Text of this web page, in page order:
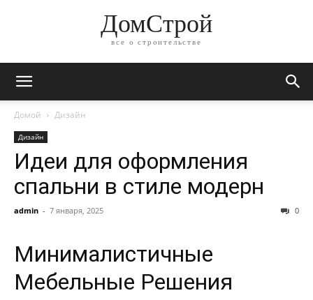
ДомСтрой
все о строительстве
Домой Дизайн
Дизайн
Идеи для оформления
спальни в стиле модерн
admin - 7 января, 2025 0
Минималистичные
Мебельные Решения